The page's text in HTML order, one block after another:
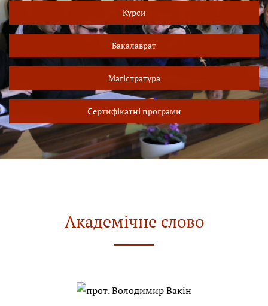
Курси
Бакалаврат
Магістратура
Сертифікатні програми
Академічне слово